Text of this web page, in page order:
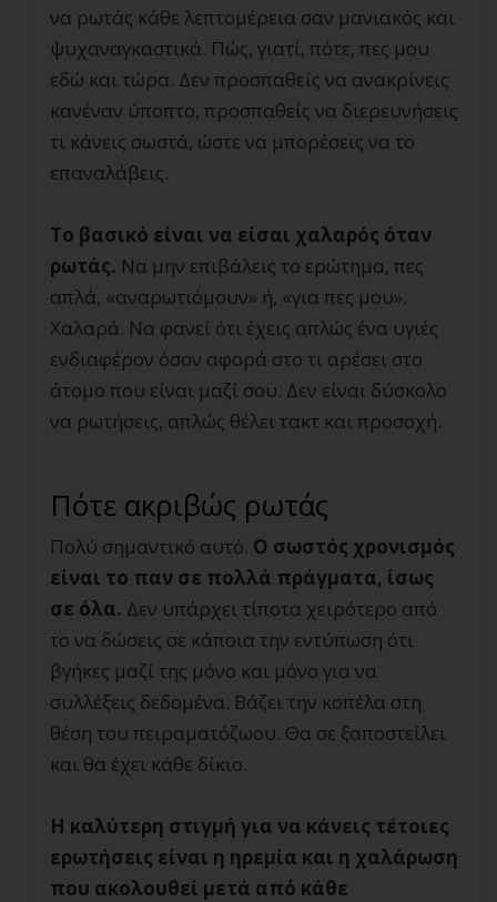
να ρωτάς κάθε λεπτομέρεια σαν μανιακός και
ψυχαναγκαστικά. Πώς, γιατί, πότε, πες μου
εδώ και τώρα. Δεν προσπαθείς να ανακρίνεις
κανέναν ύποπτο, προσπαθείς να διερευνήσεις
τι κάνεις σωστά, ώστε να μπορέσεις να το
επαναλάβεις.
Το βασικό είναι να είσαι χαλαρός όταν
ρωτάς. Να μην επιβάλεις το ερώτημα, πες
απλά, «αναρωτιόμουν» ή, «για πες μου».
Χαλαρά. Να φανεί ότι έχεις απλώς ένα υγιές
ενδιαφέρον όσον αφορά στο τι αρέσει στο
άτομο που είναι μαζί σου. Δεν είναι δύσκολο
να ρωτήσεις, απλώς θέλει τακτ και προσοχή.
Πότε ακριβώς ρωτάς
Πολύ σημαντικό αυτό. Ο σωστός χρονισμός
είναι το παν σε πολλά πράγματα, ίσως
σε όλα. Δεν υπάρχει τίποτα χειρότερο από
το να δώσεις σε κάποια την εντύπωση ότι
βγήκες μαζί της μόνο και μόνο για να
συλλέξεις δεδομένα. Βάζει την κοπέλα στη
θέση του πειραματόζωου. Θα σε ξαποστείλει
και θα έχει κάθε δίκιο.
Η καλύτερη στιγμή για να κάνεις τέτοιες
ερωτήσεις είναι η ηρεμία και η χαλάρωση
που ακολουθεί μετά από κάθε